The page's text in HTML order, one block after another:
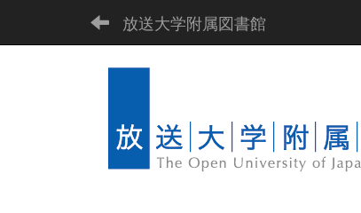
放送大学附属図書館